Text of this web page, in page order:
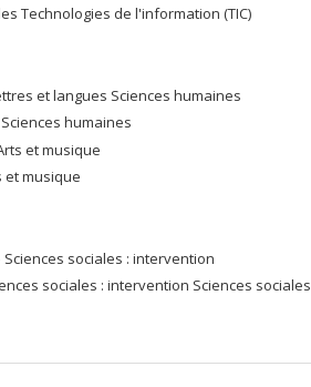
Technologies de l'information (TIC)
et langues Sciences humaines
humaines
et musique
et musique
sociales : intervention
sociales : intervention Sciences sociales